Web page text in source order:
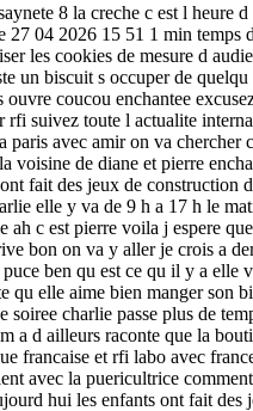
8 la creche c est l
04 2026 15 51 1 min temps
les cookies de mesure d
un biscuit s occuper de
coucou enchantee
rfi suivez toute l actualite
paris avec amir on va
de diane et pierre
fait des jeux de
elle y va de 9 h a 17 h le
ah c est pierre voila j espere
bon on va y aller je crois a
ben qu est ce qu il y a elle
qu elle aime bien manger son
charlie passe plus de
a d ailleurs raconte que la
francaise et rfi labo avec
avec la puericultrice
hui les enfants ont fait